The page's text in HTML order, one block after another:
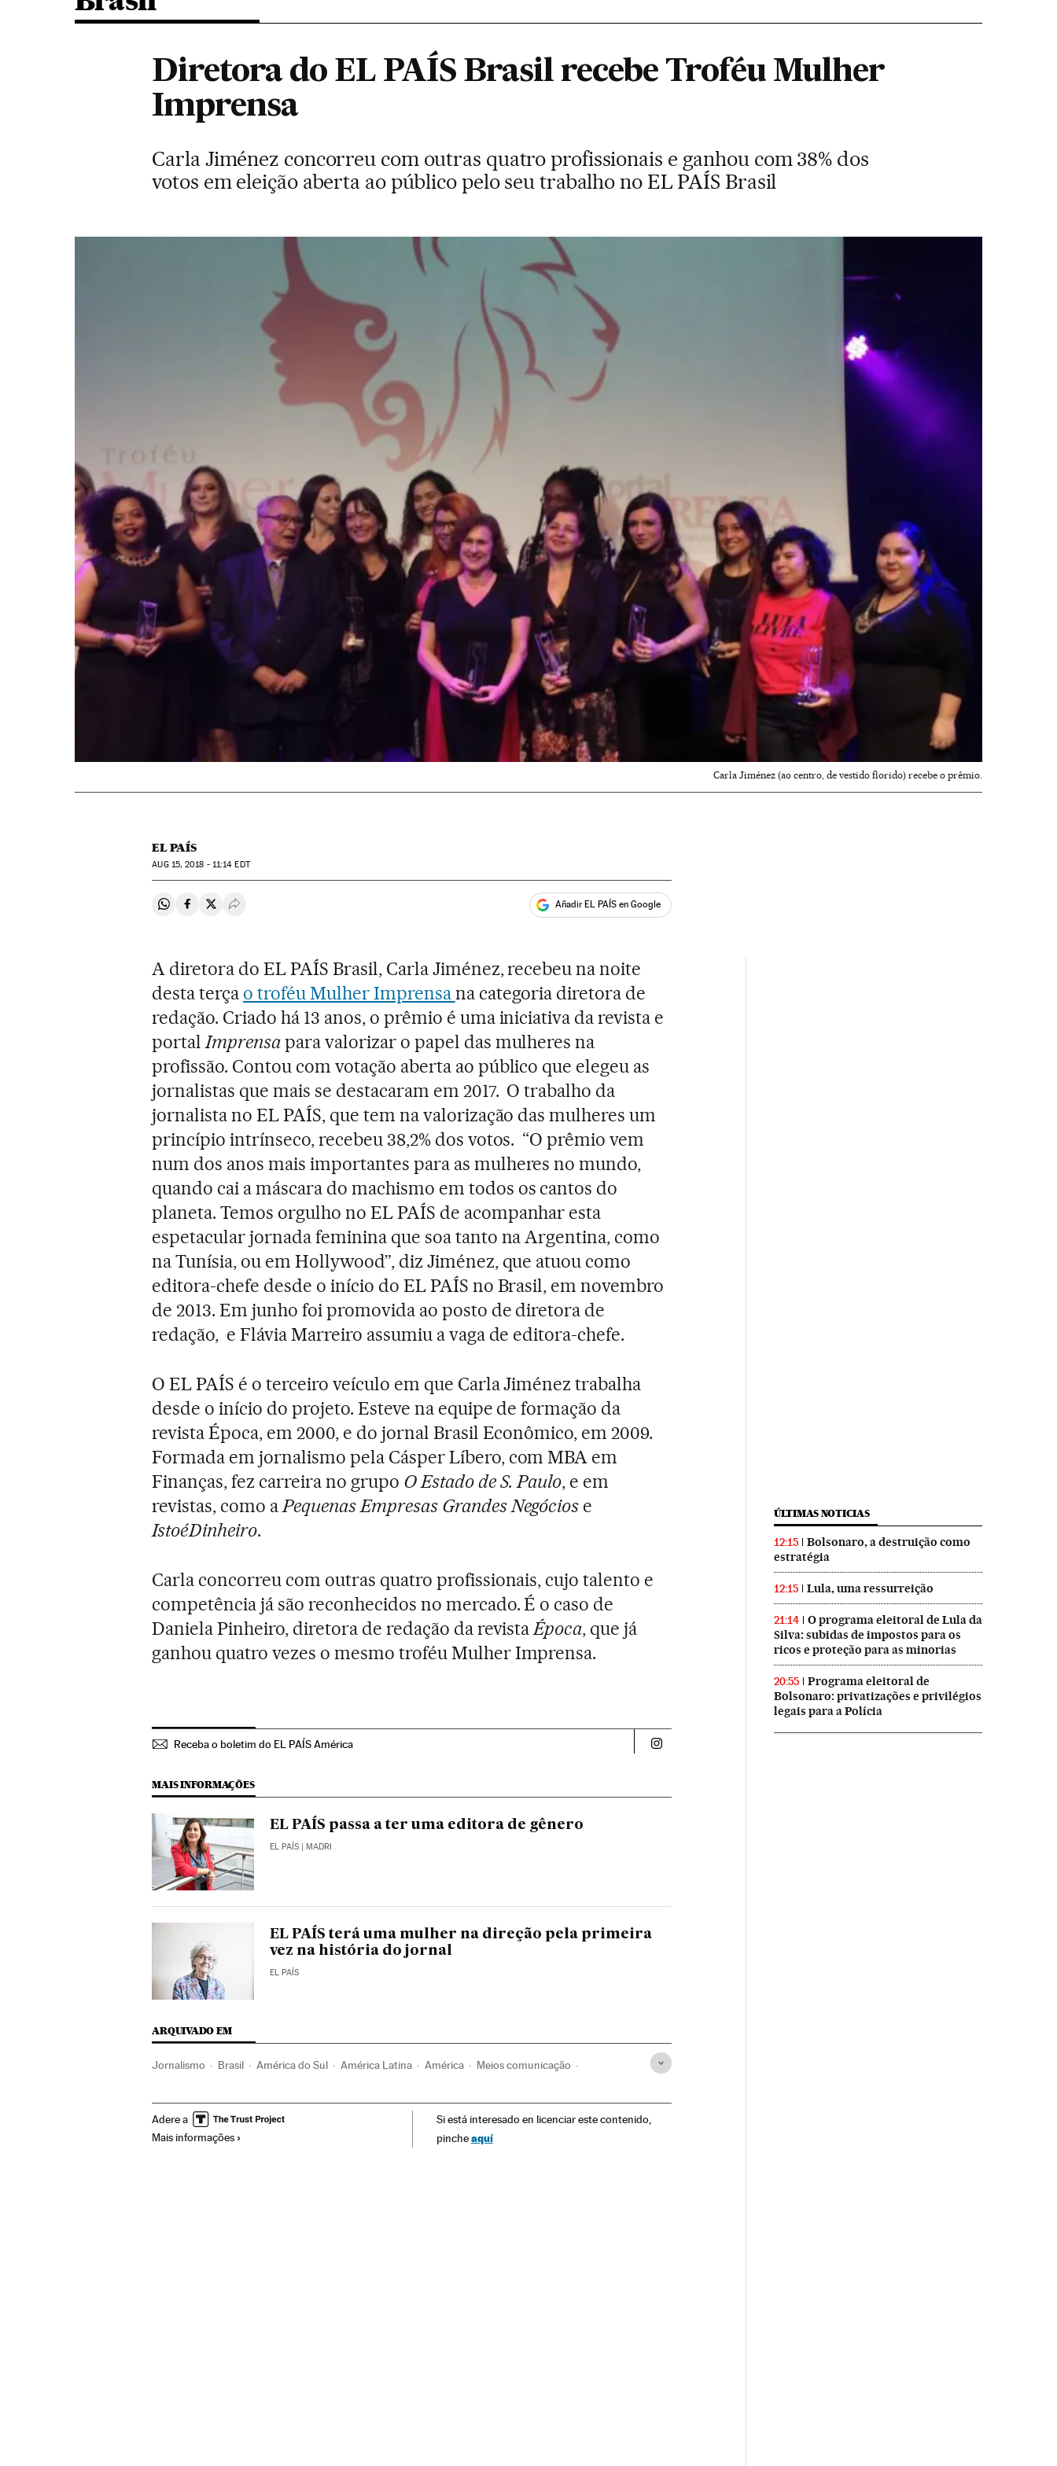
Diretora do EL PAÍS Brasil recebe Troféu Mulher
Imprensa
Carla Jiménez concorreu com outras quatro profissionais e ganhou com 38% dos
votos em eleição aberta ao público pelo seu trabalho no EL PAÍS Brasil
Carla Jiménez (ao centro, de vestido florido) recebe o prêmio.
EL PAÍS
AUG15, 2018 - 11:14 EDT
Compartir en Whatsapp
Compartir en Facebook
Compartir en Twitter
Desplegar Redes Sociales Añadir EL PAÍS en Google
A diretora do EL PAÍS Brasil, Carla Jiménez, recebeu na noite
desta terça o troféu Mulher Imprensana categoria diretora de
redação. Criado há 13 anos, o prêmio é uma iniciativa da revista e
portalImprensapara valorizar o papel das mulheres na
profissão. Contou com votação aberta ao público que elegeu as
jornalistas que mais se destacaram em 2017. O trabalho da
jornalista no EL PAÍS, que tem na valorização das mulheres um
princípio intrínseco, recebeu 38,2% dos votos. “O prêmio vem
num dos anos mais importantes para as mulheres no mundo,
quando cai a máscara do machismo em todos os cantos do
planeta. Temos orgulho no EL PAÍS de acompanhar esta
espetacular jornada feminina que soa tanto na Argentina, como
na Tunísia, ou em Hollywood”, diz Jiménez, que atuou como
editora-chefe desde o início do EL PAÍS no Brasil, em novembro
de 2013. Em junho foi promovida ao posto de diretora de
redação, e Flávia Marreiro assumiu a vaga de editora-chefe.
O EL PAÍS é o terceiro veículo em que Carla Jiménez trabalha
desde o início do projeto. Esteve na equipe de formação da
revista Época, em 2000, e do jornal Brasil Econômico, em 2009.
Formada em jornalismo pela Cásper Líbero, com MBA em
Finanças, fez carreira no grupo O Estado de S. Paulo, e em
revistas, como aPequenas Empresas Grandes Negócios e
IstoéDinheiro.
Carla concorreu com outras quatro profissionais, cujo talento e
competência já são reconhecidos no mercado. É o caso de
Daniela Pinheiro, diretora de redação da revistaÉpoca, que já
ganhou quatro vezes o mesmo troféu Mulher Imprensa.
Receba o boletim do EL PAÍS América Politica El País Brasil en Instagram
MAIS INFORMAÇÕES
EL PAÍS passa a ter uma editora de gênero
EL PAÍS | MADRI
EL PAÍS terá uma mulher na direção pela primeira
vez na história do jornal
EL PAÍS
ARQUIVADO EM
Jornalismo Brasil América do Sul América Latina América Meios comunicação
Adere a
Mais informações
Si está interesado en licenciar este contenido,
pincheaquí
ÚLTIMAS NOTICIAS
12:15
Bolsonaro, a destruição como
estratégia
12:15 Lula, uma ressurreição
21:14
O programa eleitoral de Lula da
Silva: subidas de impostos para os
ricos e proteção para as minorias
20:55
Programa eleitoral de
Bolsonaro: privatizações e privilégios
legais para a Polícia